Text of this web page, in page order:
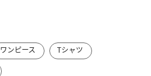
ワンピース
Tシャツ